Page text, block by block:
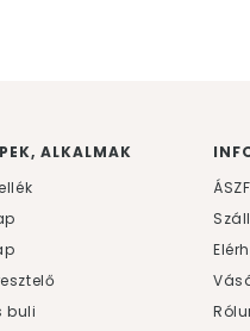
ALKALMAK
buli
ÁSZF